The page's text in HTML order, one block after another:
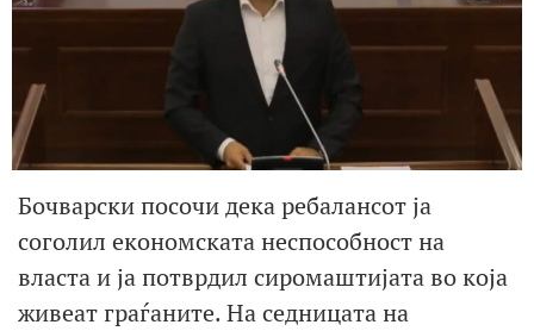
Бочварски посочи дека ребалансот ја
соголил економската неспособност на
власта и ја потврдил сиромаштијата во која
живеат граѓаните. На седницата на